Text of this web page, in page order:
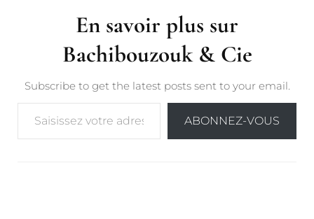
En savoir plus sur
Bachibouzouk & Cie
Subscribe to get the latest posts sent to your email.
Saisissez votre adresse e-mail…
ABONNEZ-VOUS